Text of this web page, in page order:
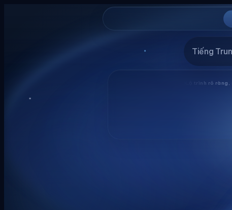
Lịch khai
Lộ trình rõ ràng, sĩ số nhỏ